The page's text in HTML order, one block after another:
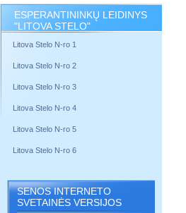
ESPERANTININKŲ LEIDINYS
"LITOVA STELO"
Litova Stelo N-ro 1
Litova Stelo N-ro 2
Litova Stelo N-ro 3
Litova Stelo N-ro 4
Litova Stelo N-ro 5
Litova Stelo N-ro 6
SENOS INTERNETO
SVETAINĖS VERSIJOS